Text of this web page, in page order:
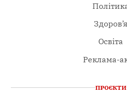
Здоров’я
Освіта
Реклама-
ПРОЄКТИ